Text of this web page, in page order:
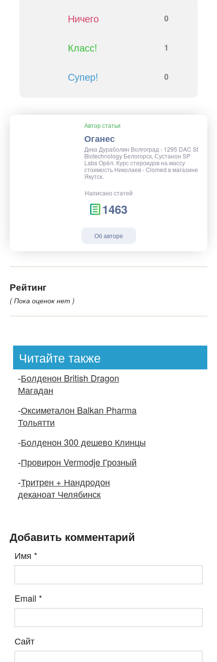
Ничего 0
Класс! 1
Супер! 0
Автор статьи
Оганес
Дека Дураболин Волгоград - 1295 DAC St
Biotechnology Белогорск, Сустанон SP
Labs Орёл. Курс стероидов на массу
стоимость Николаев - Clomed в магазине
Якутск.
Написано статей
1463
Об авторе
Рейтинг
( Пока оценок нет )
Читайте также
-Болденон British Dragon
Магадан
-Оксиметалон Balkan Pharma
Тольятти
-Болденон 300 дешево Клинцы
-Провирон Vermodje Грозный
-Тритрен + Нандродон
деканоат Челябинск
Добавить комментарий
Имя *
Email *
Сайт